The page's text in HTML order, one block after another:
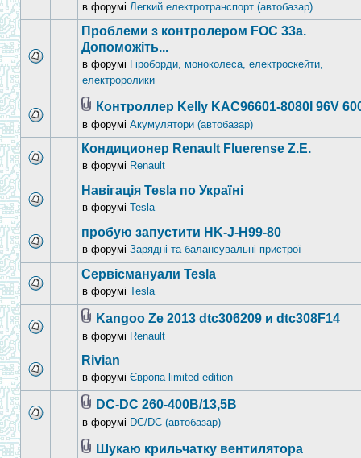
в форумі Легкий електротранспорт (автобазар)
Проблеми з контролером FOC 33а.
Допоможіть...
в форумі Гіроборди, моноколеса, електроскейти,
електроролики
Контроллер Kelly KAC96601-8080I 96V
в форумі Акумулятори (автобазар)
Кондиционер Renault Fluerense Z.E.
в форумі Renault
Навігація Tesla по Україні
в форумі Tesla
пробую запустити HK-J-H99-80
в форумі Зарядні та балансувальні пристрої
Сервісмануали Tesla
в форумі Tesla
Kangoo Ze 2013 dtc306209 и dtc308F14
в форумі Renault
Rivian
в форумі Європа limited edition
DC-DC 260-400B/13,5B
в форумі DC/DC (автобазар)
Шукаю крильчатку вентилятора